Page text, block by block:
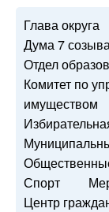
Глава округа
Дума 7
Отдел
Комитет по
имуществом
Спорт
Центр